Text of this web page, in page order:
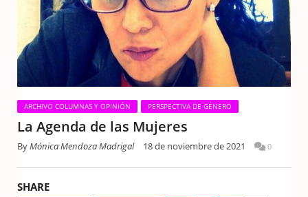
ARCHIVO COLUMNAS Y OPINIÓN PERSPECTIVA DE GÉNERO
La Agenda de las Mujeres
ByMónica Mendoza Madrigal 18 de noviembre de 2021 0
SHARE